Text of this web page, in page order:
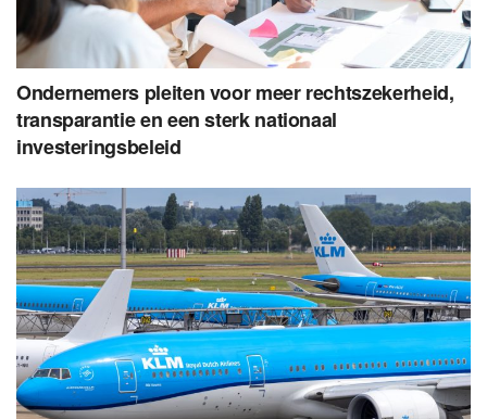
Ondernemers pleiten voor meer rechtszekerheid,
transparantie en een sterk nationaal
investeringsbeleid